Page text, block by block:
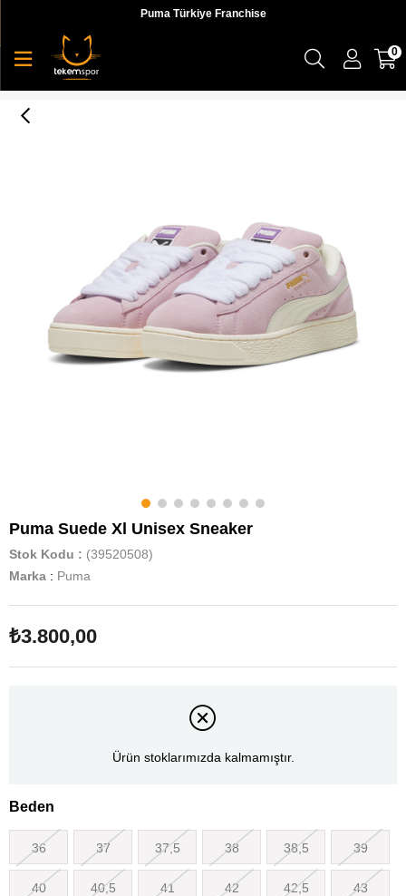
Puma Türkiye Franchise
0
Puma Suede Xl Unisex Sneaker
Stok Kodu
(39520508)
Marka : Puma
₺3.800,00
Ürün stoklarımızda kalmamıştır.
Beden
36 37 37,5 38 38,5 39
40 40,5 41 42 42,5 43